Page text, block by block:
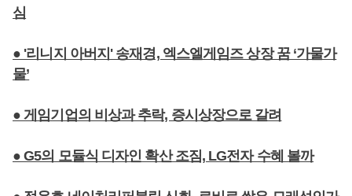
심
● '리니지 아버지' 송재경, 엑스엘게임즈 상장 꿈 ‘가물가
물’
● 게임기업의 비상과 추락, 증시상장으로 갈려
● G5의 모듈식 디자인 확산 조짐, LG전자 수혜 볼까